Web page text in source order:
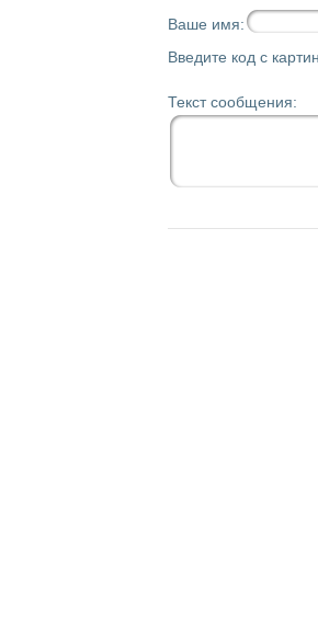
Ваше имя:
Введите код с
Текст сообщения: